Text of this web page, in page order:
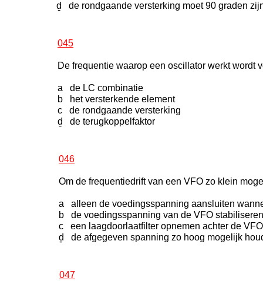
d de rondgaande versterking moet 90 graden
-
045
De frequentie waarop een oscillator werkt wordt
a de LC combinatie
b het versterkende element
c de rondgaande versterking
d de terugkoppelfaktor
-
046
Om de frequentiedrift van een VFO zo klein
a alleen de voedingsspanning aansluiten
b de voedingsspanning van de VFO stabiliseren
c een laagdoorlaatfilter opnemen achter de VFO
d de afgegeven spanning zo hoog mogelijk
-
047